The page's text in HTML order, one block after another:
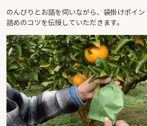
のんびりとお話を伺いながら、袋掛けポイ
詰めのコツを伝授していただきます。